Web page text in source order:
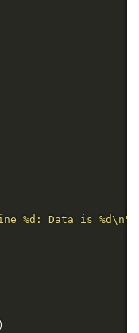
%d: Data is %d\n"
)